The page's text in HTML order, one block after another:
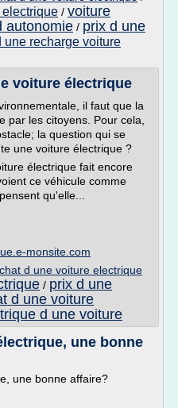
electrique / voiture
autonomie / prix d une
une recharge voiture
voiture électrique
il faut que la
par les citoyens. Pour cela,
la question qui se
une voiture électrique ?
électrique fait encore
ce véhicule comme
qu'elle...
monsite.com
d une voiture electrique
/ prix d une
d une voiture
d une voiture
une bonne
une bonne affaire?